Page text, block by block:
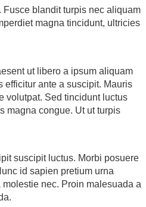
blandit turpis nec aliquam
magna tincidunt, ultricies
ut libero a ipsum aliquam
efficitur ante a suscipit. Mauris
volutpat. Sed tincidunt luctus
magna congue. Ut ut turpis
suscipit luctus. Morbi posuere
id sapien pretium urna
nec. Proin malesuada a